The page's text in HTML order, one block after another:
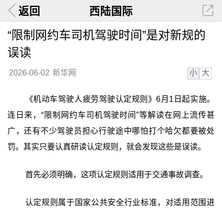
返回 西陆国际
“限制网约车司机驾驶时间”是对新规的
误读
2026-06-02 新华网 小 大
《机动车驾驶人疲劳驾驶认定规则》6月1日起实施。
连日来，“限制网约车司机驾驶时间”等解读在网上流传甚
广，还有不少驾驶员担心行驶途中哪怕打个哈欠都要被处
罚。其实只要认真研读认定规则，就会发现这些是误读。
首先必须明确，这项认定规则适用于交通事故调查。
认定规则属于国家公共安全行业标准，对适用范围进